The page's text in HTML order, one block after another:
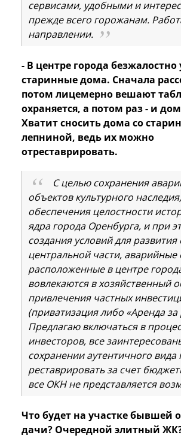
сервисами, удобными и
прежде всего горожанам.
направлении.
- В центре города
старинные дома. Сначала
потом лицемерно вешают
охраняется, а потом раз - и
Хватит сносить дома со
лепниной, ведь их можно
отреставрировать.
С целью сохранения
объектов культурного наследия,
обеспечения целостности
ядра города Оренбурга, и при
создания условий для развития
центральной части, аварийные
расположенные в центре
вовлекаются в хозяйственный
привлечения частных
(приватизация либо «Аренда за
Предлагаю включаться в
инвесторов, все
сохранении аутентичного вида
реставрировать за счет
все ОКН не представляется
Что будет на участке бывшей
дачи? Очередной элитный